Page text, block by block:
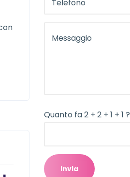
Quanto fa 2 + 2 + 1 + 1 ?